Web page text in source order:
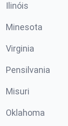
Ilinóis
Minesota
Virginia
Pensilvania
Misuri
Oklahoma